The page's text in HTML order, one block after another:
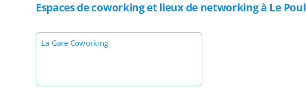
Espaces de coworking et lieux de networking à Le
La Gare Coworking